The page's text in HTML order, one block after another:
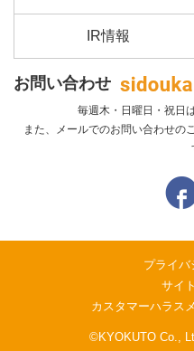
IR情報
お問い合わせ
毎週木・日曜日・祝日
また、メールでのお問い合わせの
©KYOKUTO Co.,
プライバ
サイ
カスタマーハラス